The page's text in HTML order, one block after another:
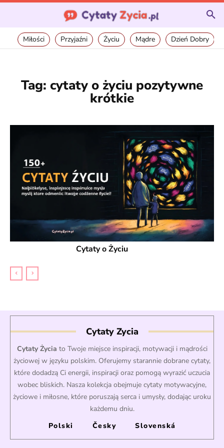
Miłości Przyjaźni Życiu Mądre Dzień Dobry
Tag: cytaty o życiu pozytywne
krótkie
Cytaty o Życiu
Cytaty Zycia
Cytaty Życia to Twoje miejsce inspiracji, motywacji i mądrości
życiowej w języku polskim. Oferujemy starannie dobrane cytaty,
które dodadzą Ci energii, inspiracji oraz pomogą wyrazić uczucia
wobec bliskich. Nasza kolekcja obejmuje cytaty motywacyjne,
życiowe i miłosne, które poruszają serca i umysły, dodając uroku
każdemu dniu.
Polski
Česky Slovenská